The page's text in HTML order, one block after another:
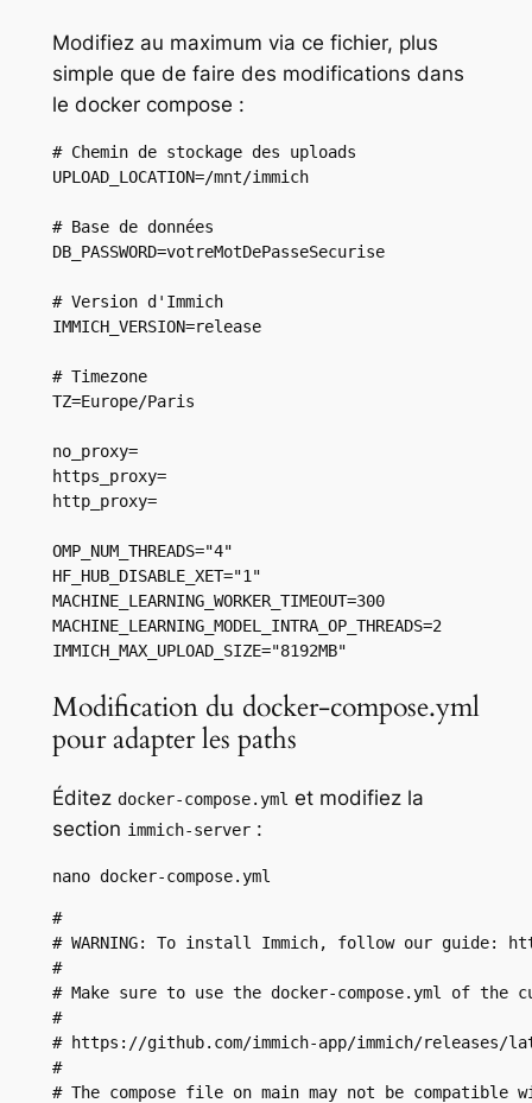
Modifiez au maximum via ce fichier, plus
simple que de faire des modifications dans
le docker compose :
# Chemin de stockage des uploads
UPLOAD_LOCATION=/mnt/immich
# Base de données
DB_PASSWORD=votreMotDePasseSecurise
# Version d'Immich
IMMICH_VERSION=release
# Timezone
TZ=Europe/Paris
no_proxy=
https_proxy=
http_proxy=
OMP_NUM_THREADS="4"
HF_HUB_DISABLE_XET="1"
MACHINE_LEARNING_WORKER_TIMEOUT=300
MACHINE_LEARNING_MODEL_INTRA_OP_THREADS=2
IMMICH_MAX_UPLOAD_SIZE="8192MB"
Modification du docker-compose.yml
pour adapter les paths
Éditez docker-compose.yml et modifiez la
section immich-server:
nano docker-compose.yml
#
# WARNING: To install Immich, follow our guide:
#
# Make sure to use the docker-compose.yml of the
#
# https://github.com/immich-app/immich/releases/
#
# The compose file on main may not be